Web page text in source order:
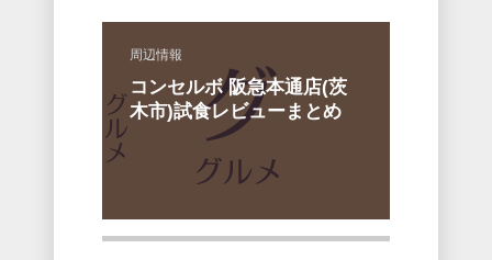
周辺情報
コンセルボ 阪急本通店(茨
木市)試食レビューまとめ